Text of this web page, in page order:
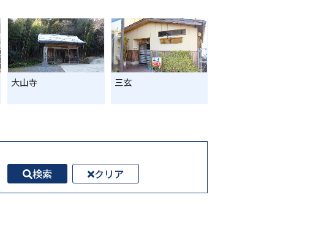
大山寺 三玄
検索 クリア